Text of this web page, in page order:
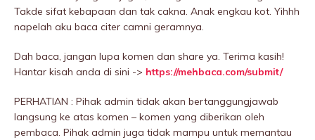
Takde sifat kebapaan dan tak cakna. Anak engkau kot. Yihhh
napelah aku baca citer camni geramnya.
Dah baca, jangan lupa komen dan share ya. Terima kasih!
Hantar kisah anda di sini -> https://mehbaca.com/submit/
PERHATIAN : Pihak admin tidak akan bertanggungjawab
langsung ke atas komen – komen yang diberikan oleh
pembaca. Pihak admin juga tidak mampu untuk memantau